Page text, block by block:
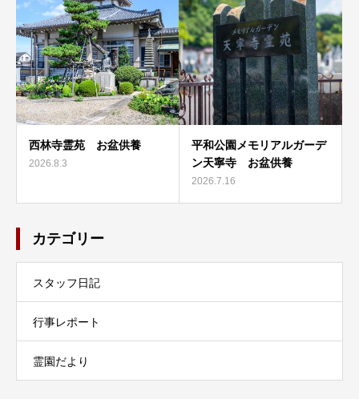
西林寺霊苑 お盆供養
2026.8.3
平和公園メモリアルガーデ
ン天寧寺 お盆供養
2026.7.16
カテゴリー
スタッフ日記
行事レポート
霊園だより